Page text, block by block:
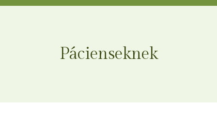
Pácienseknek